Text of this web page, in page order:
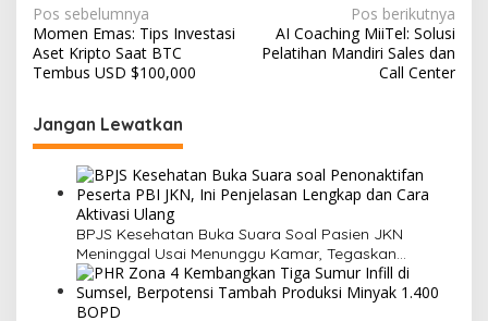
N
a
v
i
g
Pos sebelumnya
Momen Emas: Tips Investasi
Aset Kripto Saat BTC
Tembus USD $100,000
Pos berikutnya
AI Coaching MiiTel: Solusi
Pelatihan Mandiri Sales dan
Call Center
Jangan Lewatkan
BPJS Kesehatan Buka Suara Soal Pasien JKN
Meninggal Usai Menunggu Kamar, Tegaskan
Peserta Berhak Dilayani